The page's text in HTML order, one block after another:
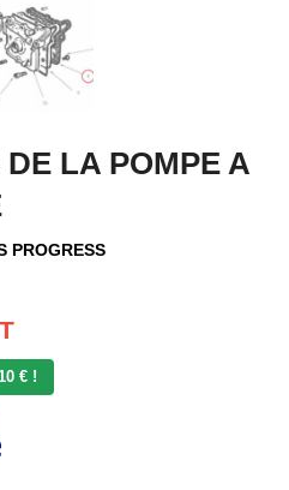
LA POMPE A
PROGRESS
€ !